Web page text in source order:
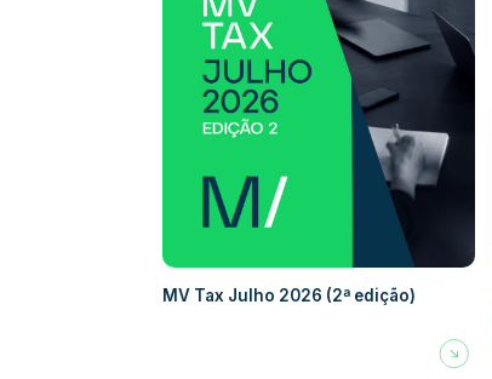
MV Tax Julho 2026 (2ª edição)